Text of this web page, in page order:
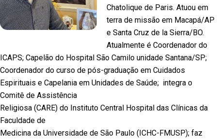
Chatolique de Paris. Atuou em
terra de missão em Macapá/AP
e Santa Cruz de la Sierra/BO.
Atualmente é Coordenador do
ICAPS; Capelão do Hospital São Camilo unidade Santana/SP;
Coordenador do curso de pós-graduação em Cuidados
Espirituais e Capelania em Unidades de Saúde; integra o
Comitê de Assistência
Religiosa (CARE) do Instituto Central Hospital das Clínicas da
Faculdade de
Medicina da Universidade de São Paulo (ICHC-FMUSP); faz